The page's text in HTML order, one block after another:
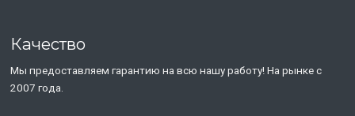
Качество
Мы предоставляем гарантию на всю нашу работу! На рынке с
2007 года.